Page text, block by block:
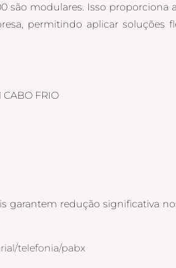
são modulares. Isso proporciona
permitindo aplicar soluções
CABO FRIO
garantem redução significativa
telefonia/pabx